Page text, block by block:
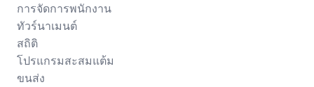
การจัดการพนักงาน
ทัวร์นาเมนต์
สถิติ
โปรแกรมสะสมแต้ม
ขนส่ง